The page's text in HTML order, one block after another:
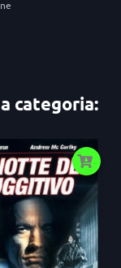
categoria: